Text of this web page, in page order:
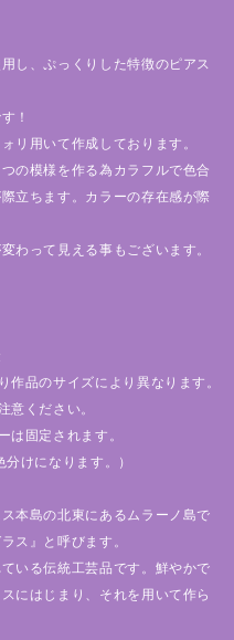
し、ぷっくりした特徴のピアス
！
リ用いて作成しております。
の模様を作る為カラフルで色合
立ちます。カラーの存在感が際
わって見える事もございます。
品のサイズにより異なります。
はご注意ください。
は固定されます。
けになります。）
本島の北東にあるムラーノ島で
ス』と呼びます。
いる伝統工芸品です。鮮やかで
にはじまり、それを用いて作ら